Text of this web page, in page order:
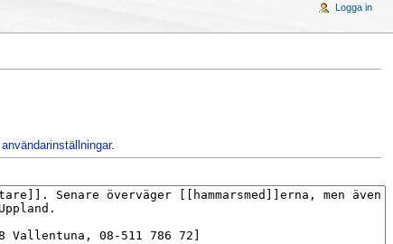
användarinställningar.
Logga in